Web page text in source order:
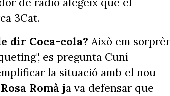
3Cat.
dir Coca-cola? Això em
es pregunta Cuní
la situació amb el nou
Rosa Romà ja va defensar que